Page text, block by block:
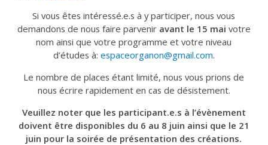
Si vous êtes intéressé.e.s à y participer, nous vous
demandons de nous faire parvenir avant le 15 mai votre
nom ainsi que votre programme et votre niveau
d’études à: espaceorganon@gmail.com.
Le nombre de places étant limité, nous vous prions de
nous écrire rapidement en cas de désistement.
Veuillez noter que les participant.e.s à l’évènement
doivent être disponibles du 6 au 8 juin ainsi que le 21
juin pour la soirée de présentation des créations.